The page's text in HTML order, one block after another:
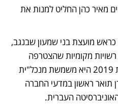
העברית.